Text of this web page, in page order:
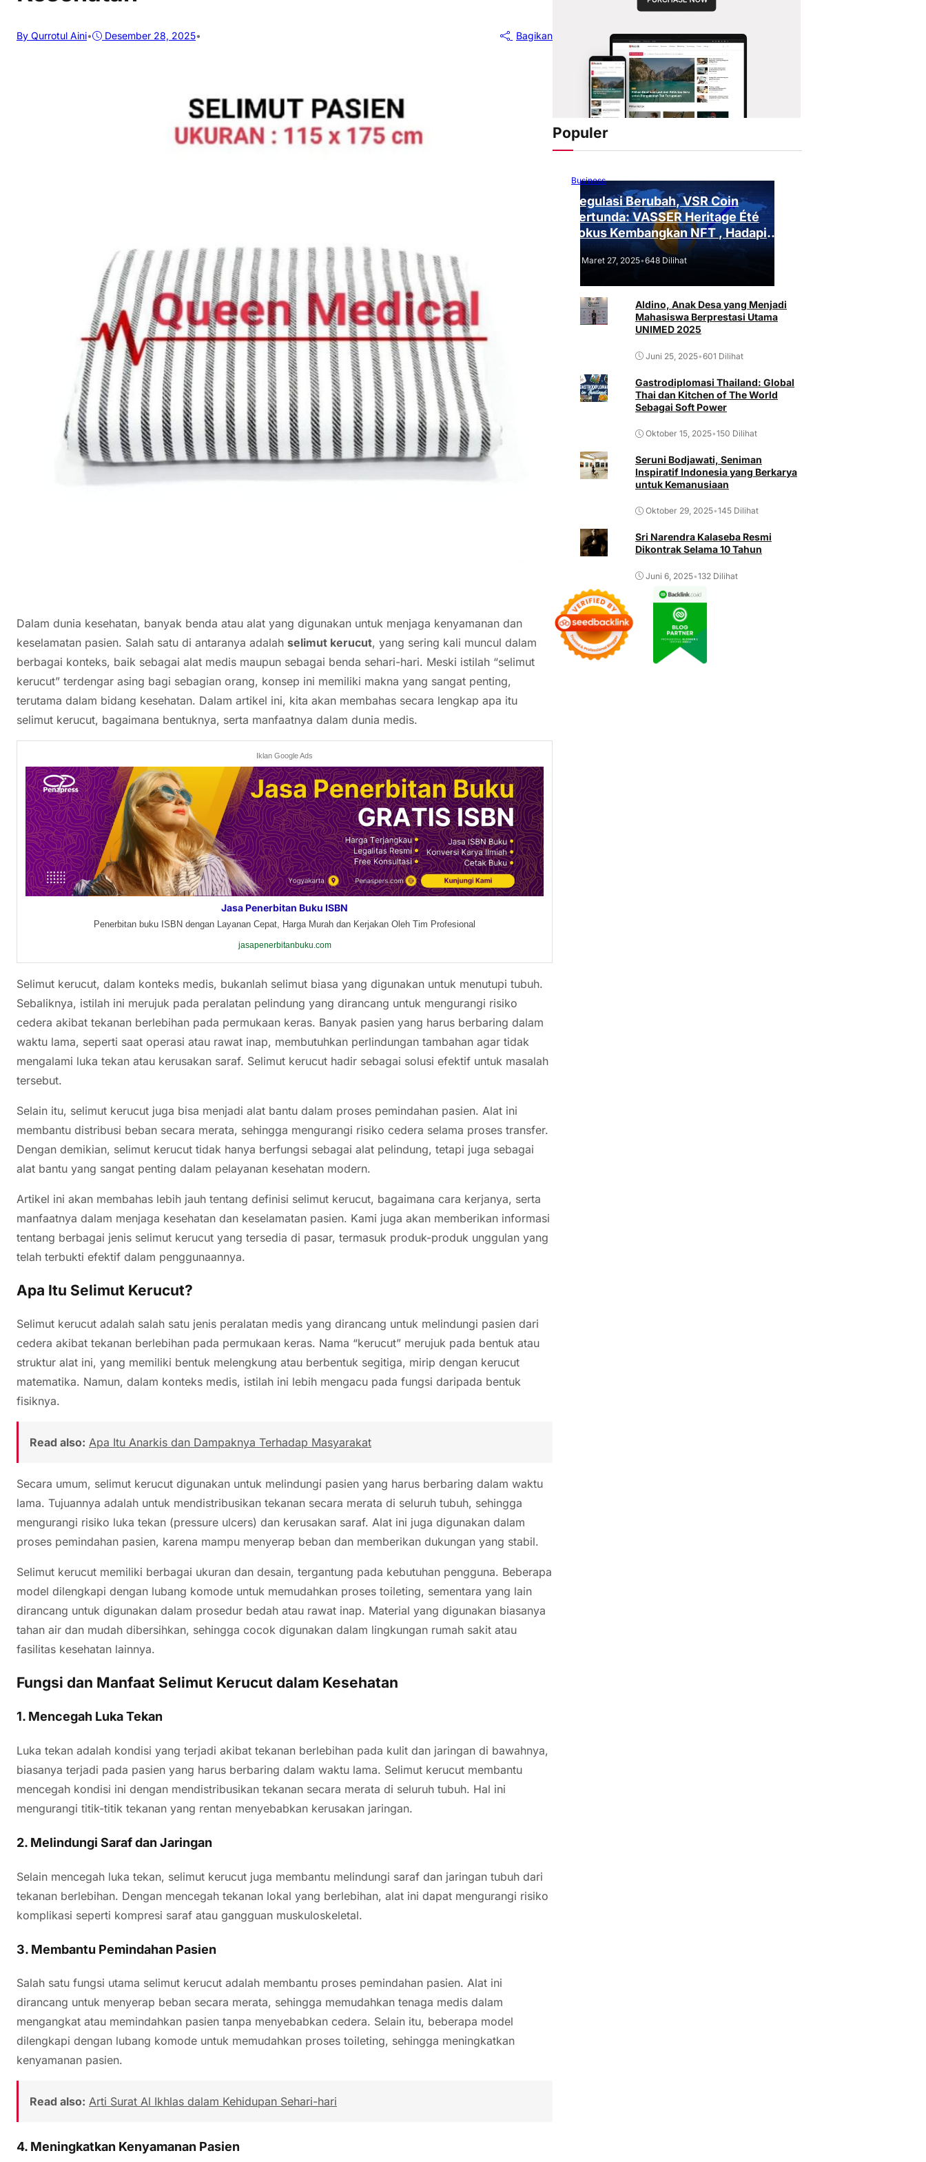
By Qurrotul Aini• Desember 28, 2025• Bagikan
Dalam dunia kesehatan, banyak benda atau alat yang digunakan untuk menjaga kenyamanan dan
keselamatan pasien. Salah satu di antaranya adalah selimut kerucut, yang sering kali muncul dalam
berbagai konteks, baik sebagai alat medis maupun sebagai benda sehari-hari. Meski istilah “selimut
kerucut” terdengar asing bagi sebagian orang, konsep ini memiliki makna yang sangat penting,
terutama dalam bidang kesehatan. Dalam artikel ini, kita akan membahas secara lengkap apa itu
selimut kerucut, bagaimana bentuknya, serta manfaatnya dalam dunia medis.
Iklan Google Ads
Jasa Penerbitan Buku ISBN
Penerbitan buku ISBN dengan Layanan Cepat, Harga Murah dan Kerjakan Oleh Tim Profesional
jasapenerbitanbuku.com
Selimut kerucut, dalam konteks medis, bukanlah selimut biasa yang digunakan untuk menutupi tubuh.
Sebaliknya, istilah ini merujuk pada peralatan pelindung yang dirancang untuk mengurangi risiko
cedera akibat tekanan berlebihan pada permukaan keras. Banyak pasien yang harus berbaring dalam
waktu lama, seperti saat operasi atau rawat inap, membutuhkan perlindungan tambahan agar tidak
mengalami luka tekan atau kerusakan saraf. Selimut kerucut hadir sebagai solusi efektif untuk masalah
tersebut.
Selain itu, selimut kerucut juga bisa menjadi alat bantu dalam proses pemindahan pasien. Alat ini
membantu distribusi beban secara merata, sehingga mengurangi risiko cedera selama proses transfer.
Dengan demikian, selimut kerucut tidak hanya berfungsi sebagai alat pelindung, tetapi juga sebagai
alat bantu yang sangat penting dalam pelayanan kesehatan modern.
Artikel ini akan membahas lebih jauh tentang definisi selimut kerucut, bagaimana cara kerjanya, serta
manfaatnya dalam menjaga kesehatan dan keselamatan pasien. Kami juga akan memberikan informasi
tentang berbagai jenis selimut kerucut yang tersedia di pasar, termasuk produk-produk unggulan yang
telah terbukti efektif dalam penggunaannya.
Apa Itu Selimut Kerucut?
Selimut kerucut adalah salah satu jenis peralatan medis yang dirancang untuk melindungi pasien dari
cedera akibat tekanan berlebihan pada permukaan keras. Nama “kerucut” merujuk pada bentuk atau
struktur alat ini, yang memiliki bentuk melengkung atau berbentuk segitiga, mirip dengan kerucut
matematika. Namun, dalam konteks medis, istilah ini lebih mengacu pada fungsi daripada bentuk
fisiknya.
Read also: Apa Itu Anarkis dan Dampaknya Terhadap Masyarakat
Secara umum, selimut kerucut digunakan untuk melindungi pasien yang harus berbaring dalam waktu
lama. Tujuannya adalah untuk mendistribusikan tekanan secara merata di seluruh tubuh, sehingga
mengurangi risiko luka tekan (pressure ulcers) dan kerusakan saraf. Alat ini juga digunakan dalam
proses pemindahan pasien, karena mampu menyerap beban dan memberikan dukungan yang stabil.
Selimut kerucut memiliki berbagai ukuran dan desain, tergantung pada kebutuhan pengguna. Beberapa
model dilengkapi dengan lubang komode untuk memudahkan proses toileting, sementara yang lain
dirancang untuk digunakan dalam prosedur bedah atau rawat inap. Material yang digunakan biasanya
tahan air dan mudah dibersihkan, sehingga cocok digunakan dalam lingkungan rumah sakit atau
fasilitas kesehatan lainnya.
Fungsi dan Manfaat Selimut Kerucut dalam Kesehatan
1. Mencegah Luka Tekan
Luka tekan adalah kondisi yang terjadi akibat tekanan berlebihan pada kulit dan jaringan di bawahnya,
biasanya terjadi pada pasien yang harus berbaring dalam waktu lama. Selimut kerucut membantu
mencegah kondisi ini dengan mendistribusikan tekanan secara merata di seluruh tubuh. Hal ini
mengurangi titik-titik tekanan yang rentan menyebabkan kerusakan jaringan.
2. Melindungi Saraf dan Jaringan
Selain mencegah luka tekan, selimut kerucut juga membantu melindungi saraf dan jaringan tubuh dari
tekanan berlebihan. Dengan mencegah tekanan lokal yang berlebihan, alat ini dapat mengurangi risiko
komplikasi seperti kompresi saraf atau gangguan muskuloskeletal.
3. Membantu Pemindahan Pasien
Salah satu fungsi utama selimut kerucut adalah membantu proses pemindahan pasien. Alat ini
dirancang untuk menyerap beban secara merata, sehingga memudahkan tenaga medis dalam
mengangkat atau memindahkan pasien tanpa menyebabkan cedera. Selain itu, beberapa model
dilengkapi dengan lubang komode untuk memudahkan proses toileting, sehingga meningkatkan
kenyamanan pasien.
Read also: Arti Surat Al Ikhlas dalam Kehidupan Sehari-hari
4. Meningkatkan Kenyamanan Pasien
Populer
Business
Regulasi Berubah, VSR Coin
Tertunda: VASSER Heritage Été
Fokus Kembangkan NFT , Hadapi
Tantangan Regulasi!
Maret 27, 2025•648 Dilihat
Aldino, Anak Desa yang Menjadi
Mahasiswa Berprestasi Utama
UNIMED 2025
Juni 25, 2025•601 Dilihat
Gastrodiplomasi Thailand: Global
Thai dan Kitchen of The World
Sebagai Soft Power
Oktober 15, 2025•150 Dilihat
Seruni Bodjawati, Seniman
Inspiratif Indonesia yang Berkarya
untuk Kemanusiaan
Oktober 29, 2025•145 Dilihat
Sri Narendra Kalaseba Resmi
Dikontrak Selama 10 Tahun
Juni 6, 2025•132 Dilihat